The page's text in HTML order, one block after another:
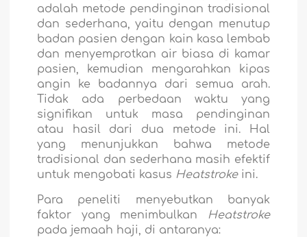
adalah metode pendinginan tradisional
dan sederhana, yaitu dengan menutup
badan pasien dengan kain kasa lembab
dan menyemprotkan air biasa di kamar
pasien, kemudian mengarahkan kipas
angin ke badannya dari semua arah.
Tidak ada perbedaan waktu yang
signifikan untuk masa pendinginan
atau hasil dari dua metode ini. Hal
yang menunjukkan bahwa metode
tradisional dan sederhana masih efektif
untuk mengobati kasus Heatstrokeini.
Para peneliti menyebutkan banyak
faktor yang menimbulkan
Heatstroke
pada jemaah haji, di antaranya: